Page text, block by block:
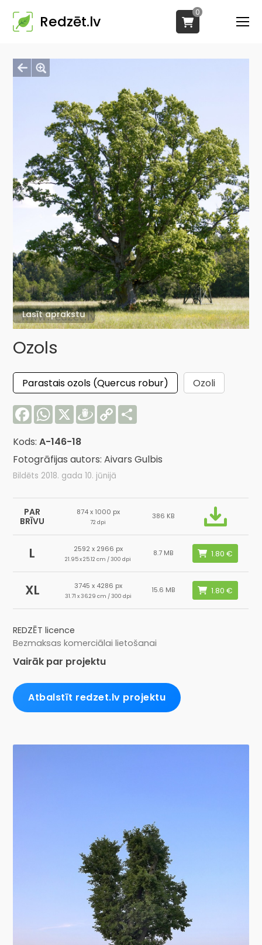
Redzēt.lv
0
Lasīt aprakstu
Ozols
Parastais ozols (Quercus robur)
Ozoli
FacebookWhatsApp
X Draugiem
Copy
Link
Kods:A-146-18
Fotogrāfijas autors: Aivars Gulbis
Bildēts 2018. gada 10. jūnijā
PAR
BRĪVU
874 x 1000 px
72 dpi
386 KB
L 2592 x 2966 px
21.95 x 25.12 cm / 300 dpi
8.7 MB
XL 3745 x 4286 px
31.71 x 36.29 cm / 300 dpi
15.6 MB
REDZĒT licence
Bezmaksas komerciālai lietošanai
Vairāk par projektu
Atbalstīt redzet.lv projektu